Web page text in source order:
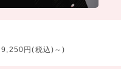
円(税込)～)